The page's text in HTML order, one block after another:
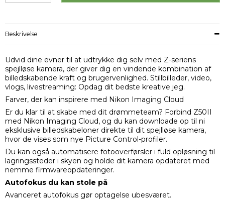
Beskrivelse
Udvid dine evner til at udtrykke dig selv med Z-seriens
spejlløse kamera, der giver dig en vindende kombination af
billedskabende kraft og brugervenlighed. Stillbilleder, video,
vlogs, livestreaming: Opdag dit bedste kreative jeg.
Farver, der kan inspirere med Nikon Imaging Cloud
Er du klar til at skabe med dit drømmeteam? Forbind Z50II
med Nikon Imaging Cloud, og du kan downloade op til ni
eksklusive billedskabeloner direkte til dit spejlløse kamera,
hvor de vises som nye Picture Control-profiler.
Du kan også automatisere fotooverførsler i fuld opløsning til
lagringssteder i skyen og holde dit kamera opdateret med
nemme firmwareopdateringer.
Autofokus du kan stole på
Avanceret autofokus gør optagelse ubesværet.